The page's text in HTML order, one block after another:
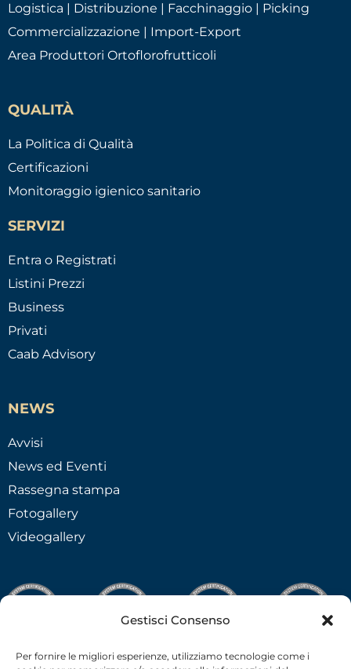
Gestisci Consenso
Per fornire le migliori esperienze, utilizziamo tecnologie come i
Logistica | Distribuzione | Facchinaggio | Picking
Commercializzazione | Import-Export
Area Produttori Ortoflorofrutticoli
QUALITÀ
La Politica di Qualità
Certificazioni
Monitoraggio igienico sanitario
SERVIZI
Entra o Registrati
Listini Prezzi
Business
Privati
Caab Advisory
NEWS
Avvisi
News ed Eventi
Rassegna stampa
Fotogallery
Videogallery